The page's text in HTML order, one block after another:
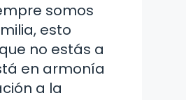
somos
esto
no estás a
en armonía
a la